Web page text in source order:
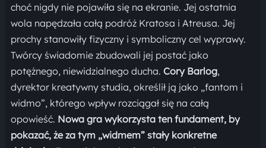
choć nigdy nie pojawiła się na ekranie. Jej ostatnia
wola napędzała całą podróż Kratosa i Atreusa. Jej
prochy stanowiły fizyczny i symboliczny cel wyprawy.
Twórcy świadomie zbudowali jej postać jako
potężnego, niewidzialnego ducha. Cory Barlog,
dyrektor kreatywny studia, określił ją jako „fantom i
widmo”, którego wpływ rozciągał się na całą
opowieść. Nowa gra wykorzysta ten fundament, by
pokazać, że za tym „widmem” stały konkretne